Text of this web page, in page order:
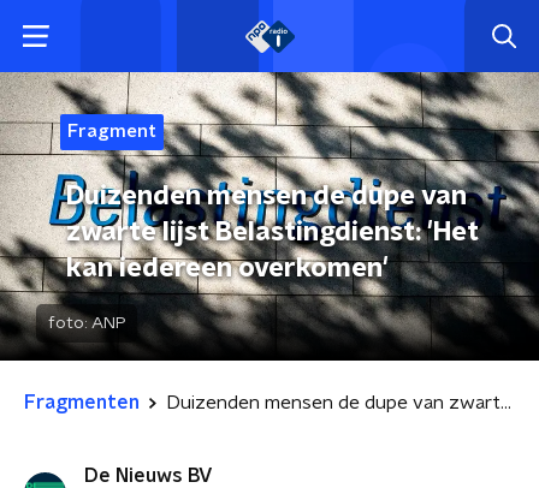
Fragment
Duizenden mensen de dupe van
zwarte lijst Belastingdienst: 'Het
kan iedereen overkomen'
foto:ANP
Fragmenten Duizenden mensen de dupe van zwarte lijst Belastingdienst: 'Het kan iedereen overkomen'
De Nieuws BV